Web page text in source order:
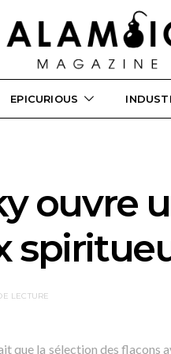
EPICURIOUS
ouvre
LECTURE
que la sélection des flacons